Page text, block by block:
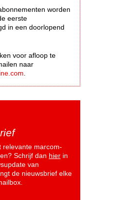
worden
eerste
in een doorlopend
voor afloop te
naar
relevante marcom-
Schrijf dan hier in
van
de nieuwsbrief elke